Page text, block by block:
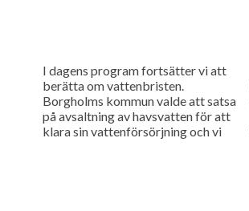
I dagens program fortsätter vi att
berätta om vattenbristen.
Borgholms kommun valde att satsa
på avsaltning av havsvatten för att
klara sin vattenförsörjning och vi